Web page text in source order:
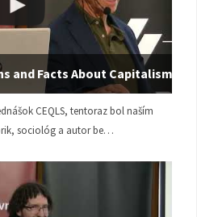
and Facts About Capitalism
CEQLS, tentoraz bol naším
sociológ a autor be…